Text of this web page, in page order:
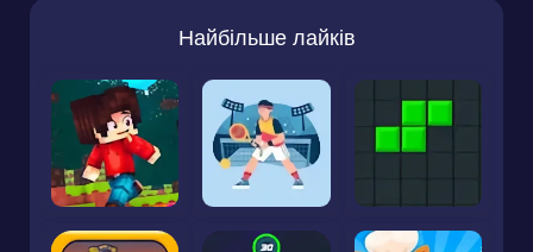
Найбільше лайків